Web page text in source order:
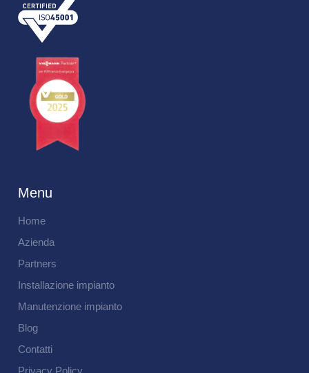
Menu
Home
Azienda
Partners
Installazione impianto
Manutenzione impianto
Blog
Contatti
Privacy Policy